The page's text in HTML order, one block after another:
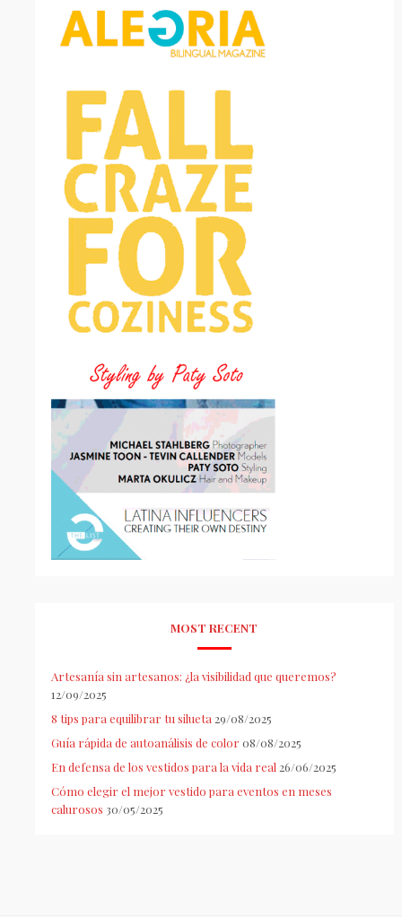
MOST RECENT
Artesanía sin artesanos: ¿la visibilidad que queremos?
12/09/2025
8 tips para equilibrar tu silueta 29/08/2025
Guía rápida de autoanálisis de color 08/08/2025
En defensa de los vestidos para la vida real 26/06/2025
Cómo elegir el mejor vestido para eventos en meses
calurosos 30/05/2025